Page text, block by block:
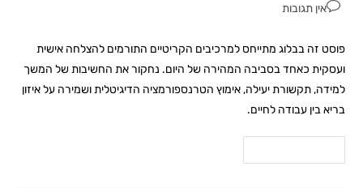
אין תגובות
פוסט זה בבלוג מתייחס למרכיבים הקריטיים התורמים להצלחה אישית
ועסקית כאחד בסביבה המהירה של היום. נחקור את החשיבות של המשך
למידה, תקשורת יעילה, אימוץ הטרנספורמציה הדיגיטלית ושמירה על איזון
בריא בין עבודה לחיים.